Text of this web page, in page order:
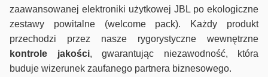
zaawansowanej elektroniki użytkowej JBL po ekologiczne
zestawy powitalne (welcome pack). Każdy produkt
przechodzi przez nasze rygorystyczne wewnętrzne
kontrole jakości, gwarantując niezawodność, która
buduje wizerunek zaufanego partnera biznesowego.